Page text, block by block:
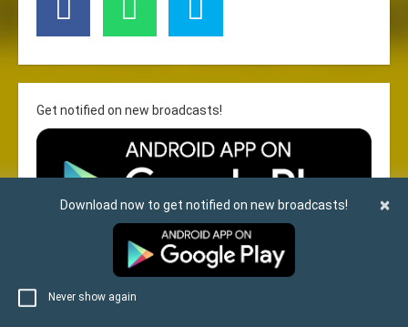
Get notified on new broadcasts!
Download now to get notified on new broadcasts!
Never show again
×